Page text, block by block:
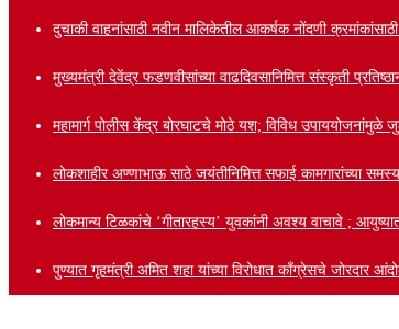
दुचाकी वाहनांसाठी नवीन मालिकेतील आकर्षक नोंदणी
मुख्यमंत्री देवेंद्र फडणवीसांच्या वाढदिवसानिमित्त संस्कृती
महामार्ग पोलीस केंद्र बोरघाटचे मोठे यश; विविध उपाययोजनांमुळे
लोकशाहीर अण्णाभाऊ साठे जयंतीनिमित्त सफाई कामगारांच्या
लोकमान्य टिळकांचे ‘गीतारहस्य’ युवकांनी अवश्य वाचावे ;
पुण्यात गृहमंत्री अमित शहा यांच्या विरोधात काँग्रेसचे जोरदार